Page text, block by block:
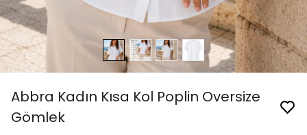
Abbra Kadın Kısa Kol Poplin Oversize
Gömlek